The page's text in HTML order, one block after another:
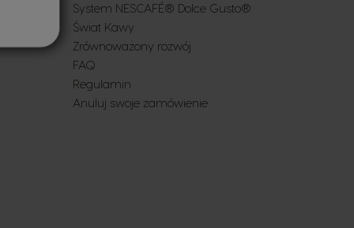
System NESCAFÉ® Dolce Gusto®
Świat Kawy
Zrównoważony rozwój
FAQ
Regulamin
Anuluj swoje zamówienie